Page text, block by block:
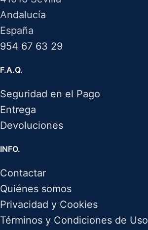
Andalucía
España
954 67 63 29
F.A.Q.
Seguridad en el Pago
Entrega
Devoluciones
INFO.
Contactar
Quiénes somos
Privacidad y Cookies
Términos y Condiciones de Uso